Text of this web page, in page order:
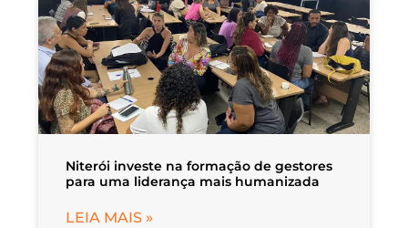
Niterói investe na formação de gestores
para uma liderança mais humanizada
LEIA MAIS »